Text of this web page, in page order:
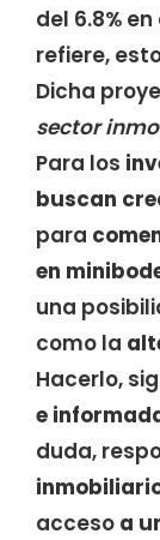
del 6.8%
refiere,
Dicha
sector
Para los
buscan
para
en
una
como la
Hacerlo,
e
duda,
acceso a